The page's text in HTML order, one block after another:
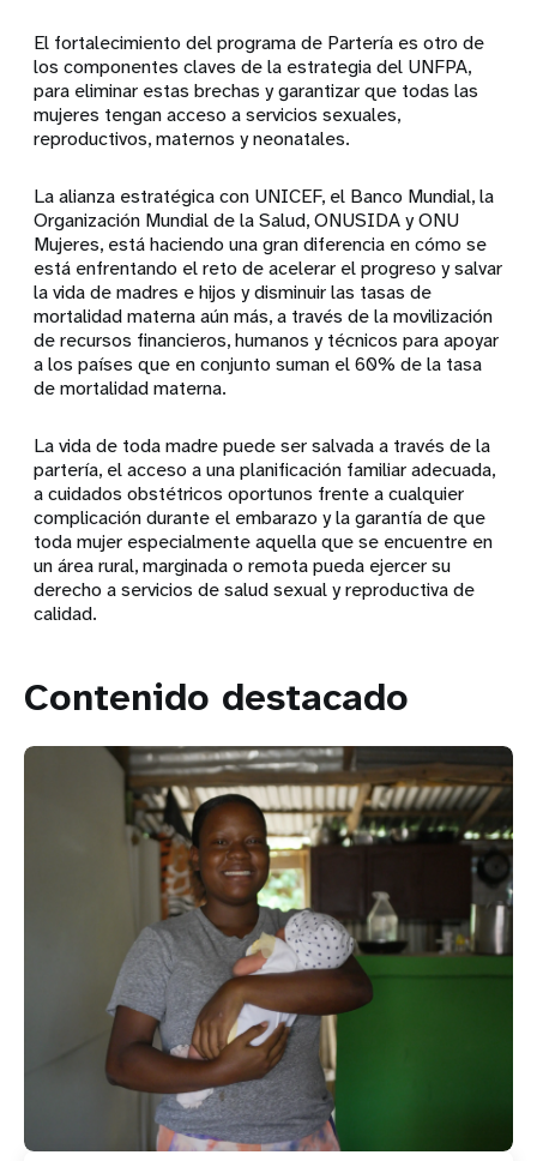
El fortalecimiento del programa de Partería es otro de
los componentes claves de la estrategia del UNFPA,
para eliminar estas brechas y garantizar que todas las
mujeres tengan acceso a servicios sexuales,
reproductivos, maternos y neonatales.
La alianza estratégica con UNICEF, el Banco Mundial, la
Organización Mundial de la Salud, ONUSIDA y ONU
Mujeres, está haciendo una gran diferencia en cómo se
está enfrentando el reto de acelerar el progreso y salvar
la vida de madres e hijos y disminuir las tasas de
mortalidad materna aún más, a través de la movilización
de recursos financieros, humanos y técnicos para apoyar
a los países que en conjunto suman el 60% de la tasa
de mortalidad materna.
La vida de toda madre puede ser salvada a través de la
partería, el acceso a una planificación familiar adecuada,
a cuidados obstétricos oportunos frente a cualquier
complicación durante el embarazo y la garantía de que
toda mujer especialmente aquella que se encuentre en
un área rural, marginada o remota pueda ejercer su
derecho a servicios de salud sexual y reproductiva de
calidad.
Contenido destacado